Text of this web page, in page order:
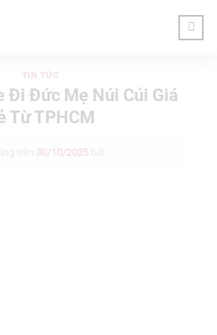
TIN TỨC
Đi Đức Mẹ Núi Cúi Giá
Từ TPHCM
30/10/2025